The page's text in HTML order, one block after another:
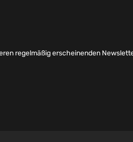
regelmäßig erscheinenden